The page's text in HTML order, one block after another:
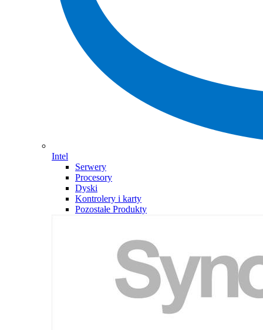
Intel
Serwery
Procesory
Dyski
Kontrolery i karty
Pozostałe Produkty